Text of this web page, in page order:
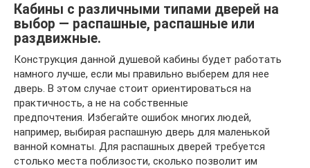
Кабины с различными типами дверей на
выбор — распашные, распашные или
раздвижные.
Конструкция данной душевой кабины будет работать
намного лучше, если мы правильно выберем для нее
дверь. В этом случае стоит ориентироваться на
практичность, а не на собственные
предпочтения. Избегайте ошибок многих людей,
например, выбирая распашную дверь для маленькой
ванной комнаты. Для распашных дверей требуется
столько места поблизости, сколько позволит им